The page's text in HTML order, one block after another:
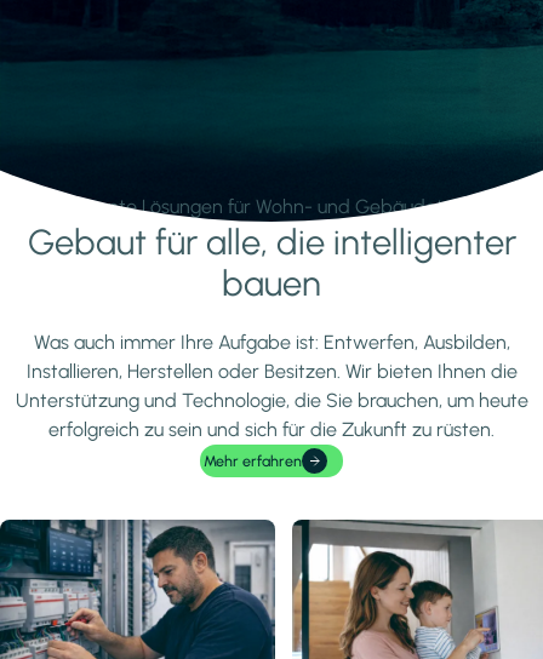
Intelligente Lösungen für Wohn- und Gebäudetechnik.
Mehr erfahren
Gebaut für alle, die intelligenter
bauen
Was auch immer Ihre Aufgabe ist: Entwerfen, Ausbilden,
Installieren, Herstellen oder Besitzen. Wir bieten Ihnen die
Unterstützung und Technologie, die Sie brauchen, um heute
erfolgreich zu sein und sich für die Zukunft zu rüsten.
Mehr erfahren